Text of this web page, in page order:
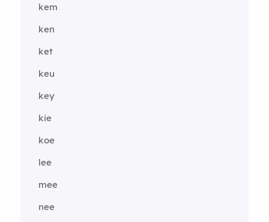
kem
ken
ket
keu
key
kie
koe
lee
mee
nee